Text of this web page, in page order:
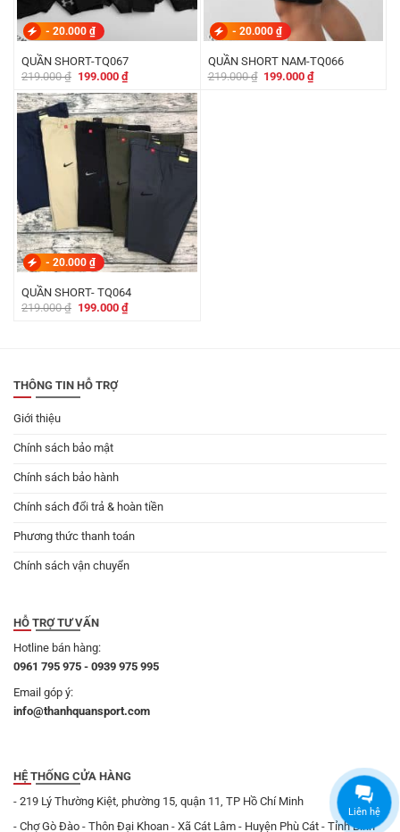
- 20.000 ₫
QUẦN SHORT-TQ067
219.000₫ Giá
là:
219.000 ₫.
199.000 ₫Giá
hiện
tại
là:
199.000 ₫.
- 20.000 ₫
QUẦN SHORT NAM-TQ066
219.000₫ Giá
199.000₫Giá
- 20.000 ₫
QUẦN SHORT- TQ064
219.000₫ Giá
199.000 ₫Giá
hiện
THÔNG TIN HỖ TRỢ
Giới thiệu
Chính sách bảo mật
Chính sách bảo hành
Chính sách đổi trả & hoàn tiền
Phương thức thanh toán
Chính sách vận chuyển
HỖ TRỢ TƯ VẤN
Hotline bán hàng:
0961 795 975 - 0939 975 995
Email góp ý:
info@thanhquansport.com
HỆ THỐNG CỬA HÀNG
- 219 Lý Thường Kiệt, phường 15, quận 11, TP Hồ Chí Minh
- Chợ Gò Đào - Thôn Đại Khoan - Xã Cát Lâm - Huyện Phù Cát - Tỉnh Bình
Liên hệ